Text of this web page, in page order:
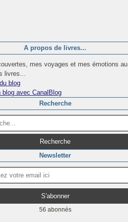
A propos de livres...
mes voyages et mes émotions au
livres...
blog
blog avec CanalBlog
Recherche
Newsletter
56 abonnés